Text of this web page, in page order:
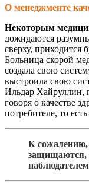
О менеджменте
Некоторым
дожидаются
сверху, приходится
Больница скорой
создала свою
выстроила свою
Ильдар Хайруллин,
говоря о качестве
потребителе, то
К сожалению,
защищаются,